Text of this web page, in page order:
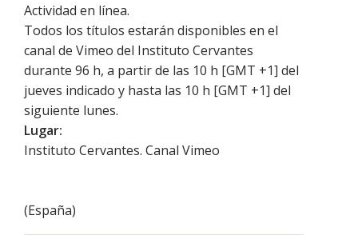
Actividad en línea.
Todos los títulos estarán disponibles en el
canal de Vimeo del Instituto Cervantes
durante 96 h, a partir de las 10 h [GMT +1] del
jueves indicado y hasta las 10 h [GMT +1] del
siguiente lunes.
Lugar:
Instituto Cervantes. Canal Vimeo
(España)